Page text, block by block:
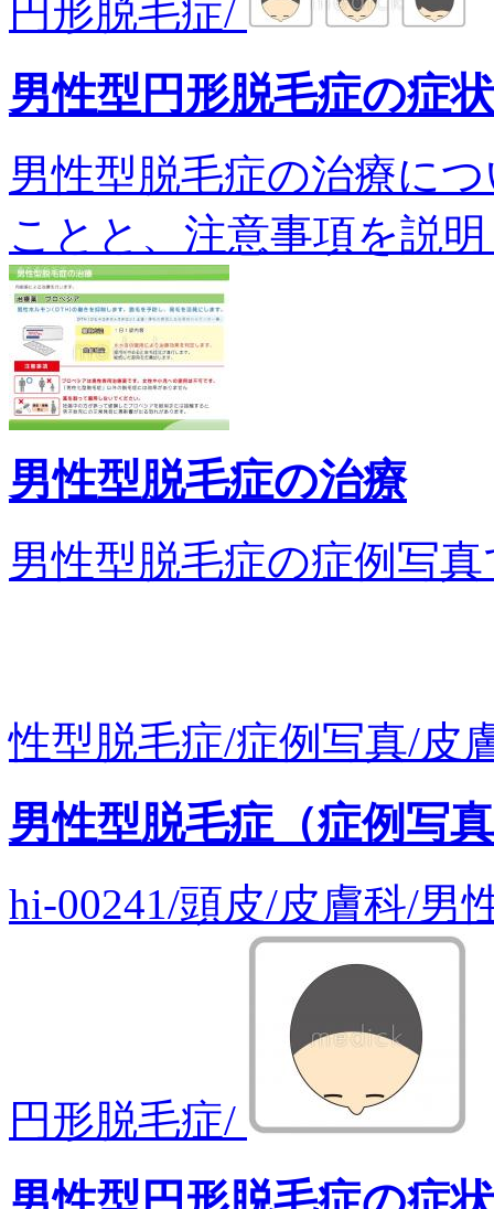
円形脱毛症/
男性型円形脱毛症の症状
男性型脱毛症の治療に
ことと、注意事項を説
男性型脱毛症の治療
男性型脱毛症の症例写
性型脱毛症/症例写真/皮
男性型脱毛症（症例写
hi-00241/頭皮/皮膚科/男
円形脱毛症/